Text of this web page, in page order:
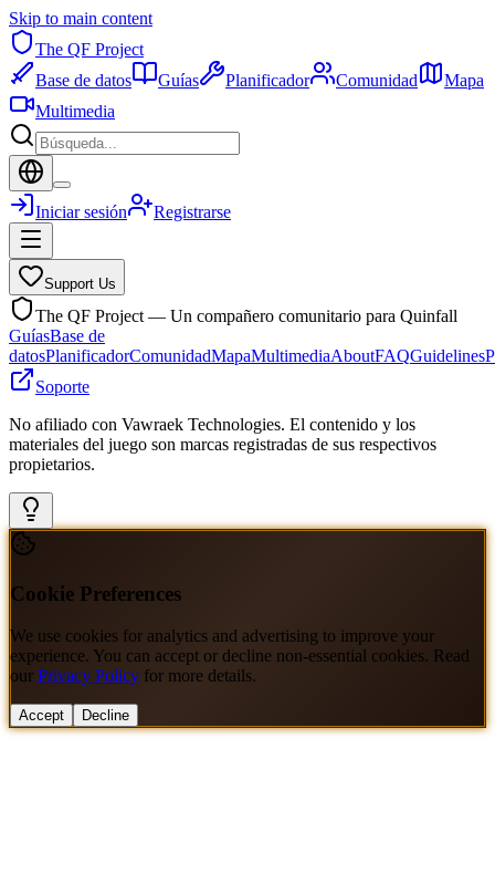
Skip to main content
The QF Project
Base de datos
Guías Planificador Comunidad
Mapa
Multimedia
Iniciar sesión Registrarse
Support Us
The QF Project — Un compañero comunitario para Quinfall
GuíasBase de
datosPlanificadorComunidadMapaMultimediaAboutFAQGuidelines
Soporte
No afiliado con Vawraek Technologies. El contenido y los
materiales del juego son marcas registradas de sus respectivos
propietarios.
Cookie Preferences
We use cookies for analytics and advertising to improve your
experience. You can accept or decline non-essential cookies. Read
our Privacy Policy for more details.
Accept Decline